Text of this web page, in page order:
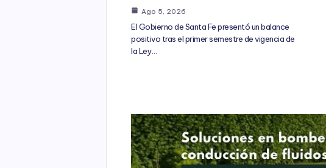
Ago 5, 2026
El Gobierno de Santa Fe presentó un balance
positivo tras el primer semestre de vigencia de
la Ley…